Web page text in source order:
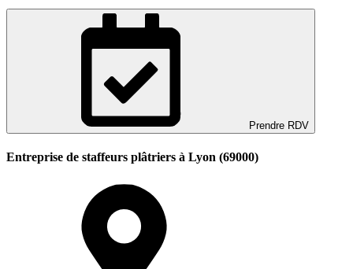
Prendre RDV
Entreprise de staffeurs plâtriers à Lyon (69000)